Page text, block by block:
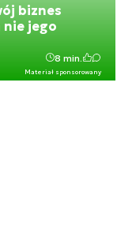
biznes
nie jego
Materiał sponsorowany
8 min.